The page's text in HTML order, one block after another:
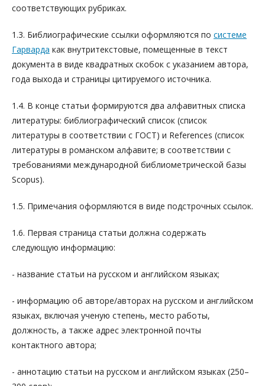
соответствующих рубриках.
1.3. Библиографические ссылки оформляются по системе
Гарварда как внутритекстовые, помещенные в текст
документа в виде квадратных скобок с указанием автора,
года выхода и страницы цитируемого источника.
1.4. В конце статьи формируются два алфавитных списка
литературы: библиографический список (список
литературы в соответствии с ГОСТ) и References (список
литературы в романском алфавите; в соответствии с
требованиями международной библиометрической базы
Scopus).
1.5. Примечания оформляются в виде подстрочных ссылок.
1.6. Первая страница статьи должна содержать
следующую информацию:
- название статьи на русском и английском языках;
- информацию об авторе/авторах на русском и английском
языках, включая ученую степень, место работы,
должность, а также адрес электронной почты
контактного автора;
- аннотацию статьи на русском и английском языках (250–